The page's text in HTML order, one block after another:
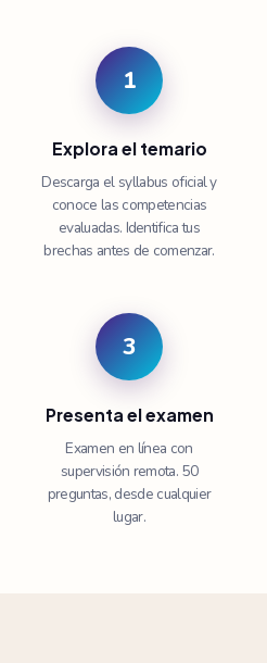
1
Explora el temario
Descarga el syllabus oficial y
conoce las competencias
evaluadas. Identifica tus
brechas antes de comenzar.
3
Presenta el examen
Examen en línea con
supervisión remota. 50
preguntas, desde cualquier
lugar.